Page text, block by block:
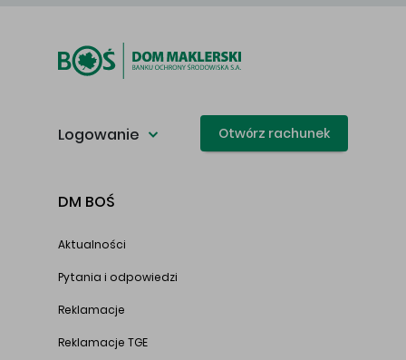
Logowanie Otwórz rachunek
DM BOŚ
Aktualności
Pytania i odpowiedzi
Reklamacje
Reklamacje TGE